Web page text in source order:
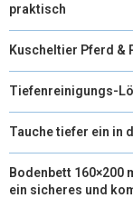
praktisch
Kuscheltier Pferd &
Tiefenreinigungs-
Tauche tiefer ein in
Bodenbett 160×200
ein sicheres und